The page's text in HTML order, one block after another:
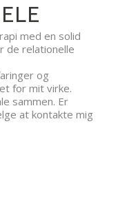
med en solid
de relationelle
og
for mit virke.
sammen. Er
at kontakte mig